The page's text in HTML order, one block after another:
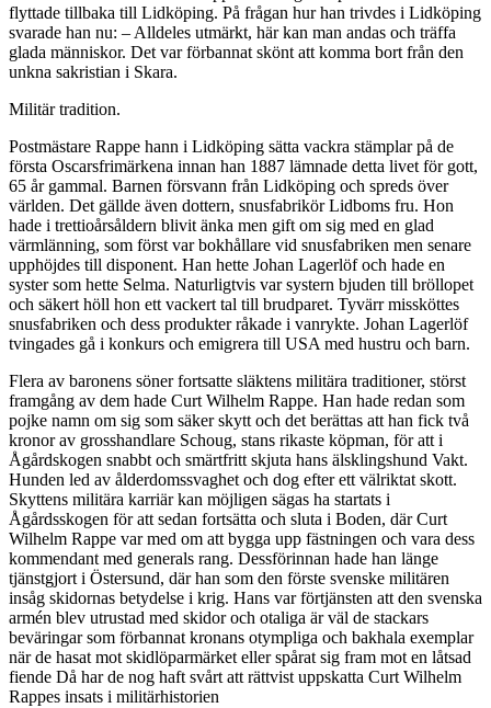
flyttade tillbaka till Lidköping. På frågan hur han trivdes i Lidköping
svarade han nu: – Alldeles utmärkt, här kan man andas och träffa
glada människor. Det var förbannat skönt att komma bort från den
unkna sakristian i Skara.
Militär tradition.
Postmästare Rappe hann i Lidköping sätta vackra stämplar på de
första Oscarsfrimärkena innan han 1887 lämnade detta livet för gott,
65 år gammal. Barnen försvann från Lidköping och spreds över
världen. Det gällde även dottern, snusfabrikör Lidboms fru. Hon
hade i trettioårsåldern blivit änka men gift om sig med en glad
värmlänning, som först var bokhållare vid snusfabriken men senare
upphöjdes till disponent. Han hette Johan Lagerlöf och hade en
syster som hette Selma. Naturligtvis var systern bjuden till bröllopet
och säkert höll hon ett vackert tal till brudparet. Tyvärr missköttes
snusfabriken och dess produkter råkade i vanrykte. Johan Lagerlöf
tvingades gå i konkurs och emigrera till USA med hustru och barn.
Flera av baronens söner fortsatte släktens militära traditioner, störst
framgång av dem hade Curt Wilhelm Rappe. Han hade redan som
pojke namn om sig som säker skytt och det berättas att han fick två
kronor av grosshandlare Schoug, stans rikaste köpman, för att i
Ågårdskogen snabbt och smärtfritt skjuta hans älsklingshund Vakt.
Hunden led av ålderdomssvaghet och dog efter ett välriktat skott.
Skyttens militära karriär kan möjligen sägas ha startats i
Ågårdsskogen för att sedan fortsätta och sluta i Boden, där Curt
Wilhelm Rappe var med om att bygga upp fästningen och vara dess
kommendant med generals rang. Dessförinnan hade han länge
tjänstgjort i Östersund, där han som den förste svenske militären
insåg skidornas betydelse i krig. Hans var förtjänsten att den svenska
armén blev utrustad med skidor och otaliga är väl de stackars
beväringar som förbannat kronans otympliga och bakhala exemplar
när de hasat mot skidlöparmärket eller spårat sig fram mot en låtsad
fiende Då har de nog haft svårt att rättvist uppskatta Curt Wilhelm
Rappes insats i militärhistorien